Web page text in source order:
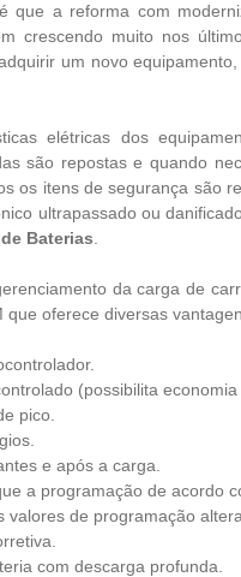
que a reforma com
crescendo muito nos
um novo
elétricas dos
são repostas e quando
os itens de segurança são
ultrapassado ou
Baterias
da carga de
que oferece diversas
(possibilita
pico.
e após a carga.
a programação de acordo
valores de programação
com descarga profunda.